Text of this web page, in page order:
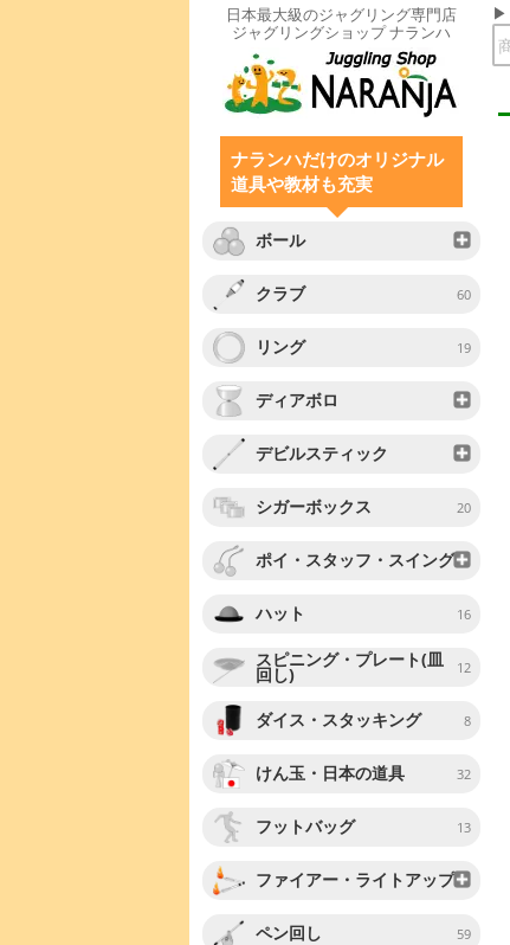
日本最大級のジャグリング専門店
ジャグリングショップ ナランハ
ナランハだけのオリジナル
道具や教材も充実
ボール
クラブ 60
リング 19
ディアボロ
デビルスティック
シガーボックス 20
ポイ・スタッフ・スイング
ハット 16
スピニング・プレート(皿
回し) 12
ダイス・スタッキング 8
けん玉・日本の道具 32
フットバッグ 13
ファイアー・ライトアップ
ペン回し 59